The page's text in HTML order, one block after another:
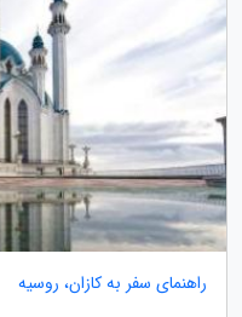
راهنمای سفر به کازان، روسیه